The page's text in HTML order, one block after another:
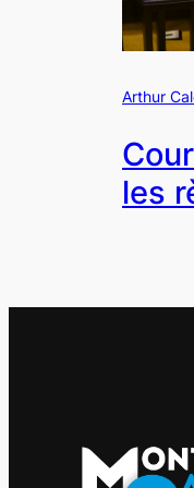
Arthur
les